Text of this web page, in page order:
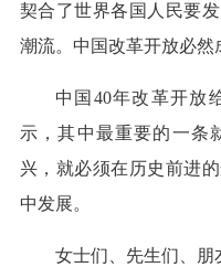
契合了世界各国人民要
潮流。中国改革开放必然
中国40年改革开放
示，其中最重要的一条
兴，就必须在历史前进
中发展。
女士们、先生们、朋